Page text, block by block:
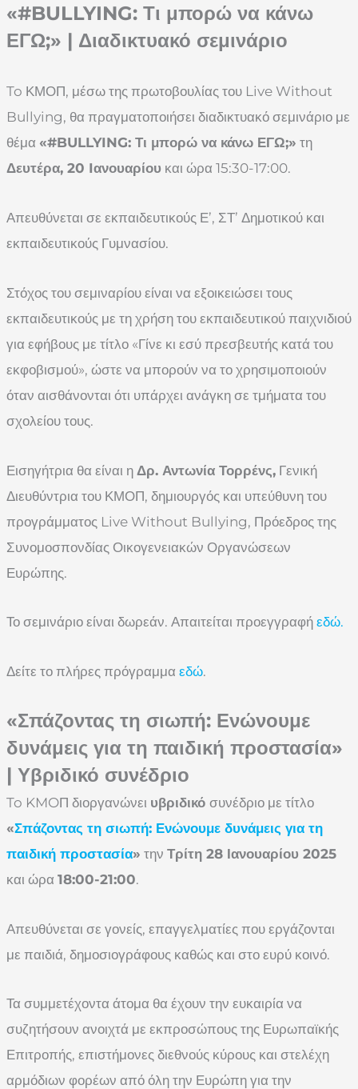
«#BULLYING: Τι μπορώ να κάνω
ΕΓΩ;» | Διαδικτυακό σεμινάριο
To ΚΜΟΠ, μέσω της πρωτοβουλίας του Live Without
Bullying, θα πραγματοποιήσει διαδικτυακό σεμινάριο με
θέμα «#BULLYING: Τι μπορώ να κάνω ΕΓΩ;» τη
Δευτέρα, 20 Iανουαρίου και ώρα 15:30-17:00.
Απευθύνεται σε εκπαιδευτικούς Ε’, ΣΤ’ Δημοτικού και
εκπαιδευτικούς Γυμνασίου.
Στόχος του σεμιναρίου είναι να εξοικειώσει τους
εκπαιδευτικούς με τη χρήση του εκπαιδευτικού παιχνιδιού
για εφήβους με τίτλο «Γίνε κι εσύ πρεσβευτής κατά του
εκφοβισμού», ώστε να μπορούν να το χρησιμοποιούν
όταν αισθάνονται ότι υπάρχει ανάγκη σε τμήματα του
σχολείου τους.
Εισηγήτρια θα είναι η Δρ. Αντωνία Τορρένς, Γενική
Διευθύντρια του ΚΜΟΠ, δημιουργός και υπεύθυνη του
προγράμματος Live Without Bullying, Πρόεδρος της
Συνομοσπονδίας Οικογενειακών Οργανώσεων
Ευρώπης.
Το σεμινάριο είναι δωρεάν. Απαιτείται προεγγραφή εδώ.
Δείτε το πλήρες πρόγραμμα εδώ.
«Σπάζοντας τη σιωπή: Ενώνουμε
δυνάμεις για τη παιδική προστασία»
| Υβριδικό συνέδριο
To KMOΠ διοργανώνει υβριδικό συνέδριο με τίτλο
«Σπάζοντας τη σιωπή: Ενώνουμε δυνάμεις για τη
παιδική προστασία» την Τρίτη 28 Ιανουαρίου 2025
και ώρα 18:00-21:00.
Απευθύνεται σε γονείς, επαγγελματίες που εργάζονται
με παιδιά, δημοσιογράφους καθώς και στο ευρύ κοινό.
Τα συμμετέχοντα άτομα θα έχουν την ευκαιρία να
συζητήσουν ανοιχτά με εκπροσώπους της Ευρωπαϊκής
Επιτροπής, επιστήμονες διεθνούς κύρους και στελέχη
αρμόδιων φορέων από όλη την Ευρώπη για την